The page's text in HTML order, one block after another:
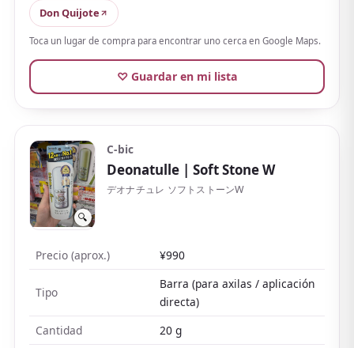
quien sea sensible a la fragancia o la use en el
trabajo estará más tranquilo con la versión sin
aroma.
Como el frescor es fuerte, ten en cuenta que puede
escocer en la cara o los ojos. Existe una versión
según el uso.
Fácil de usar para cualquiera y económica; tener una a
mano es muy práctico.
Don Quijote
Toca un lugar de compra para encontrar uno cerca en Google Maps.
♡ Guardar en mi lista
🔍
C-bic
Deonatulle | Soft Stone W
デオナチュレ ソフトストーンW
Precio (aprox.) ¥990
Tipo
Barra (para axilas / aplicación
directa)
Cantidad
20 g